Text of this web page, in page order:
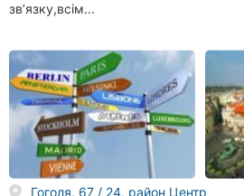
звʼязку,всім...
Гоголя, 67 / 24, район Центр